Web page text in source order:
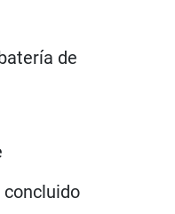
de
concluido